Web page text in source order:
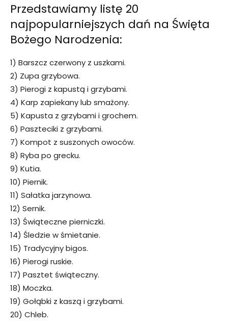
Przedstawiamy listę 20
najpopularniejszych dań na Święta
Bożego Narodzenia:
1) Barszcz czerwony z uszkami.
2) Zupa grzybowa.
3) Pierogi z kapustą i grzybami.
4) Karp zapiekany lub smażony.
5) Kapusta z grzybami i grochem.
6) Paszteciki z grzybami.
7) Kompot z suszonych owoców.
8) Ryba po grecku.
9) Kutia.
10) Piernik.
11) Sałatka jarzynowa.
12) Sernik.
13) Świąteczne pierniczki.
14) Śledzie w śmietanie.
15) Tradycyjny bigos.
16) Pierogi ruskie.
17) Pasztet świąteczny.
18) Moczka.
19) Gołąbki z kaszą i grzybami.
20) Chleb.